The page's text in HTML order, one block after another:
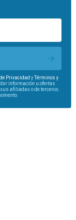
Privacidad yTérminos y
información u ofertas
afiliadas o de terceros.